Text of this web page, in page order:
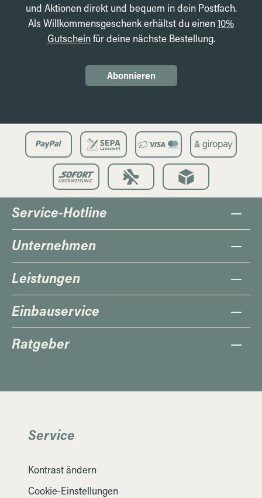
und Aktionen direkt und bequem in dein Postfach.
Als Willkommensgeschenk erhältst du einen10%
Gutscheinfür deine nächste Bestellung.
Abonnieren
Service-Hotline
Unternehmen
Leistungen
Einbauservice
Ratgeber
Service
Kontrast ändern
Cookie-Einstellungen